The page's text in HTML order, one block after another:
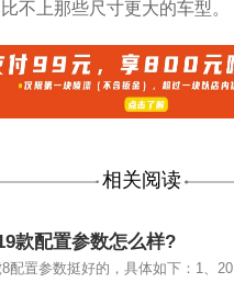
不上那些尺寸更大的车型。
相关阅读
款配置参数怎么样?
配置参数挺好的，具体如下：1、20